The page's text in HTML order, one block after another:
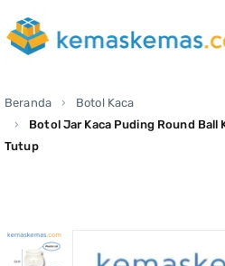
Beranda
Botol Kaca
Botol Jar Kaca Puding Round Ball
Tutup